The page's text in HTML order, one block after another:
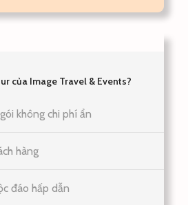
của Image Travel & Events?
không chi phí ẩn
hàng
đáo hấp dẫn